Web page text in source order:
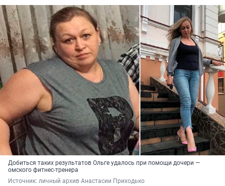
Добиться таких результатов Ольге удалось при помощи дочери —
омского фитнес-тренера
Источник: личный архив Анастасии Приходько